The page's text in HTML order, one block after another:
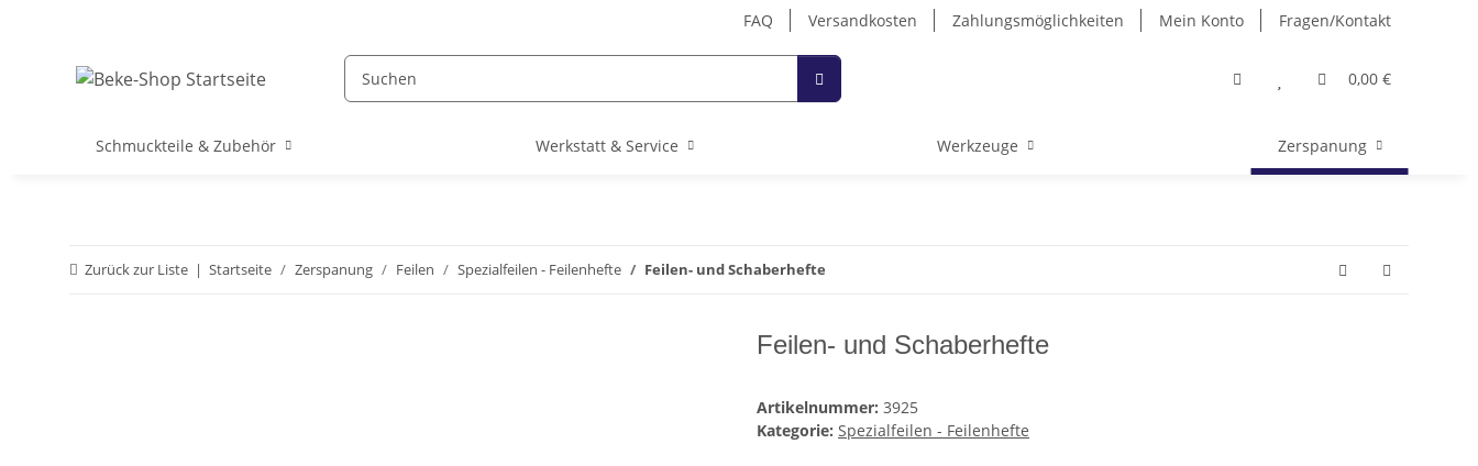
FAQ Versandkosten Zahlungsmöglichkeiten Mein Konto Fragen/Kontakt
0,00 €
Schmuckteile & Zubehör Werkstatt & Service Werkzeuge Zerspanung
Zurück zur Liste Startseite Zerspanung Feilen Spezialfeilen - Feilenhefte Feilen- und Schaberhefte
Feilen- und Schaberhefte
Artikelnummer: 3925
Kategorie: Spezialfeilen - Feilenhefte